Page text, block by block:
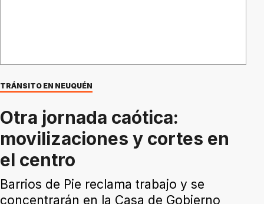
TRÁNSITO EN NEUQUÉN
Otra jornada caótica:
movilizaciones y cortes en
el centro
Barrios de Pie reclama trabajo y se
concentrarán en la Casa de Gobierno